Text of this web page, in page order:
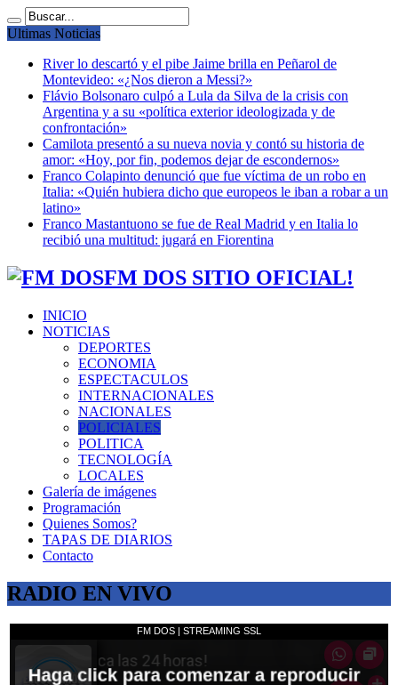
Ultimas Noticias
River lo descartó y el pibe Jaime brilla en Peñarol de
Montevideo: «¿Nos dieron a Messi?»
Flávio Bolsonaro culpó a Lula da Silva de la crisis con
Argentina y a su «política exterior ideologizada y de
confrontación»
Camilota presentó a su nueva novia y contó su historia de
amor: «Hoy, por fin, podemos dejar de escondernos»
Franco Colapinto denunció que fue víctima de un robo en
Italia: «Quién hubiera dicho que europeos le iban a robar a un
latino»
Franco Mastantuono se fue de Real Madrid y en Italia lo
recibió una multitud: jugará en Fiorentina
FM DOS SITIO OFICIAL!
INICIO
NOTICIAS
DEPORTES
ECONOMIA
ESPECTACULOS
INTERNACIONALES
NACIONALES
POLICIALES
POLITICA
TECNOLOGÍA
LOCALES
Galería de imágenes
Programación
Quienes Somos?
TAPAS DE DIARIOS
Contacto
RADIO EN VIVO